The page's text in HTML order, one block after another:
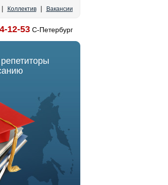
| Коллектив| Вакансии
12-53С-Петербург